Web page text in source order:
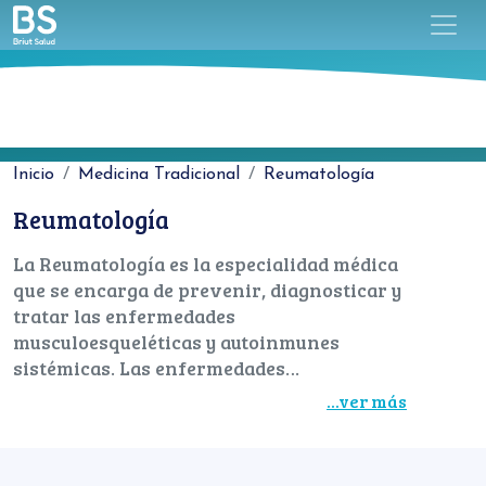
Inicio Medicina Tradicional Reumatología
Reumatología
La Reumatología es la especialidad médica
que se encarga de prevenir, diagnosticar y
tratar las enfermedades
musculoesqueléticas y autoinmunes
sistémicas. Las enfermedades
musculoesqueléticas afectan a huesos,...ver más